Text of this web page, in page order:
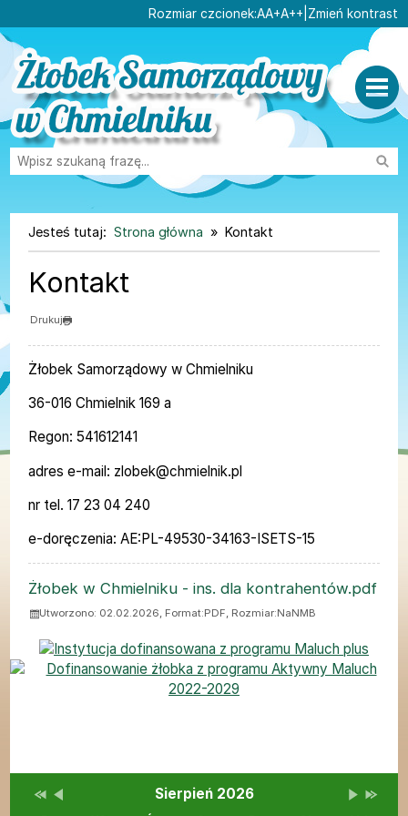
Przejdź do głównej treści Przejdź do wyszukiwarki
Rozmiar czcionek:Ustaw domyślną
AUstaw większą
A+Ustaw największą
A++ Zmień kontrast
« »
1 2 3 4 5
Jesteś tutaj: Strona główna Kontakt
Kontakt
Drukuj
Żłobek Samorządowy w Chmielniku
36-016 Chmielnik 169 a
Regon: 541612141
adres e-mail: zlobek@chmielnik.pl
nr tel. 17 23 04 240
e-doręczenia: AE:PL-49530-34163-ISETS-15
ZAŁĄCZNIKI
Żłobek w Chmielniku - ins. dla kontrahentów.pdf
Utworzono: 02.02.2026, Format:PDF, Rozmiar:NaNMB
Bannery boczne
Wydarzenia Lista wydarzeń w miesiącu
Sierpień 2026Brak wydarzeń w tym
Przestaw datę na Sierpień 2025
Przestaw datę na Lipiec 2026